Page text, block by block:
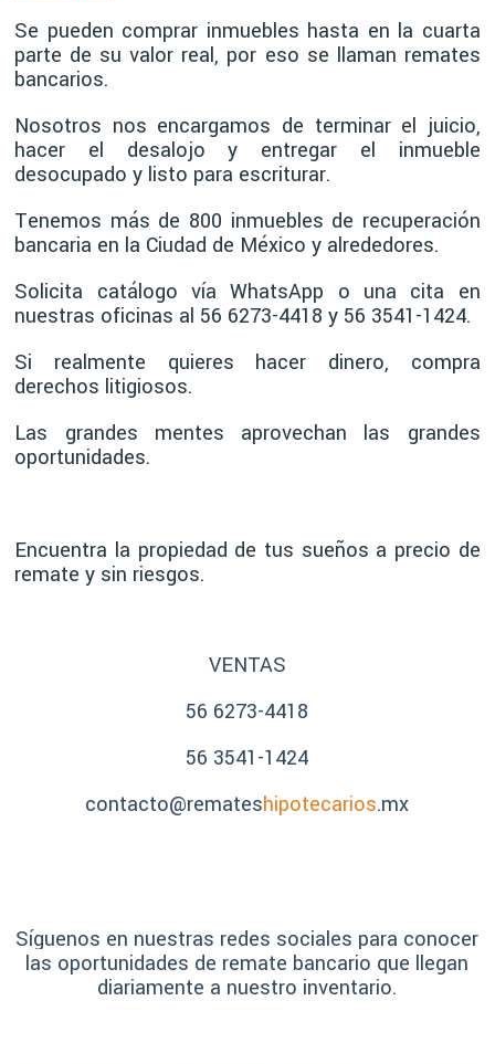
Se pueden comprar inmuebles hasta en la cuarta
parte de su valor real, por eso se llaman remates
bancarios.
Nosotros nos encargamos de terminar el juicio,
hacer el desalojo y entregar el inmueble
desocupado y listo para escriturar.
Tenemos más de 800 inmuebles de recuperación
bancaria en la Ciudad de México y alrededores.
Solicita catálogo vía WhatsApp o una cita en
nuestras oficinas al 56 6273-4418 y 56 3541-1424.
Si realmente quieres hacer dinero, compra
derechos litigiosos.
Las grandes mentes aprovechan las grandes
oportunidades.
Encuentra la propiedad de tus sueños a precio de
remate y sin riesgos.
VENTAS
56 6273-4418
56 3541-1424
contacto@remateshipotecarios.mx
Síguenos en nuestras redes sociales para conocer
las oportunidades de remate bancario que llegan
diariamente a nuestro inventario.